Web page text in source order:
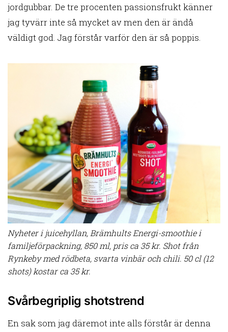
jordgubbar. De tre procenten passionsfrukt känner
jag tyvärr inte så mycket av men den är ändå
väldigt god. Jag förstår varför den är så poppis.
Nyheter i juicehyllan, Brämhults Energi-smoothie i
familjeförpackning, 850 ml, pris ca 35 kr. Shot från
Rynkeby med rödbeta, svarta vinbär och chili. 50 cl (12
shots) kostar ca 35 kr.
Svårbegriplig shotstrend
En sak som jag däremot inte alls förstår är denna